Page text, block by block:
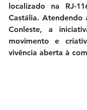
localizado na RJ-
Castália. Atendendo
Conleste, a
movimento e
vivência aberta à